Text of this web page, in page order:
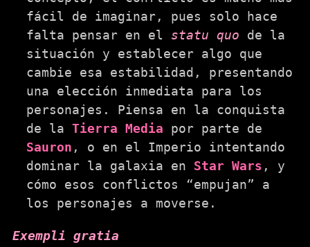
fácil de imaginar, pues solo hace
falta pensar en el statu quo de la
situación y establecer algo que
cambie esa estabilidad, presentando
una elección inmediata para los
personajes. Piensa en la conquista
de la Tierra Media por parte de
Sauron , o en el Imperio intentando
dominar la galaxia en Star Wars , y
cómo esos conflictos “empujan” a
los personajes a moverse.
Exempli gratia